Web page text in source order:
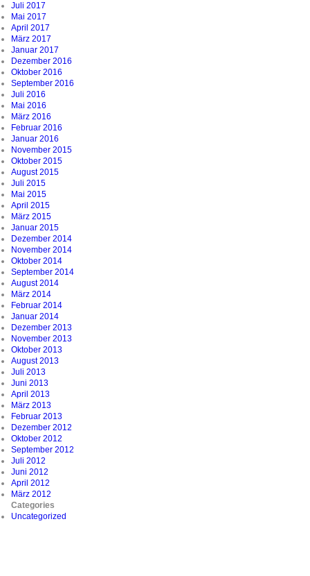
Juli 2017
Mai 2017
April 2017
März 2017
Januar 2017
Dezember 2016
Oktober 2016
September 2016
Juli 2016
Mai 2016
März 2016
Februar 2016
Januar 2016
November 2015
Oktober 2015
August 2015
Juli 2015
Mai 2015
April 2015
März 2015
Januar 2015
Dezember 2014
November 2014
Oktober 2014
September 2014
August 2014
März 2014
Februar 2014
Januar 2014
Dezember 2013
November 2013
Oktober 2013
August 2013
Juli 2013
Juni 2013
April 2013
März 2013
Februar 2013
Dezember 2012
Oktober 2012
September 2012
Juli 2012
Juni 2012
April 2012
März 2012
Categories
Uncategorized